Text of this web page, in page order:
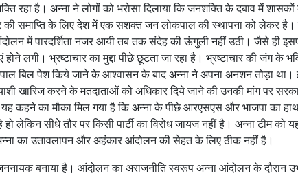
रहा है। अन्ना ने लोगों को भरोसा दिलाया कि जनशक्ति के दबाव में शासकों
समाप्ति के लिए देश में एक सशक्त जन लोकपाल की स्थापना को लेकर
में पारदर्शिता नजर आयी तब तक संदेह की ऊंगुली नहीं उठी। जैसे ही
लगी। भ्रष्टाचार का मुद्दा पीछे छूटता जा रहा है। भ्रष्टाचार की जंग के
बिल पेश किये जाने के आश्वासन के बाद अन्ना ने अपना अनशन तोड़ा था।
खारिज करने के मतदाताओं को अधिकार दिये जाने की उनकी मांग पर
कहने का मौका मिल गया है कि अन्ना के पीछे आरएसएस और भाजपा का
लेकिन सीधे तौर पर किसी पार्टी का विरोध जायज नहीं है। अन्ना टीम को
का उतावलापन और अहंकार आंदोलन की सेहत के लिए ठीक नहीं है।
बनाया है। आंदोलन का अराजनीति स्वरूप अन्ना आंदोलन के दौरान